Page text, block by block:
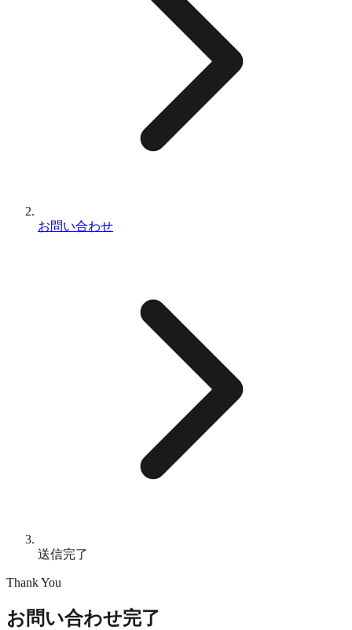
お問い合わせ
送信完了
Thank You
お問い合わせ完了